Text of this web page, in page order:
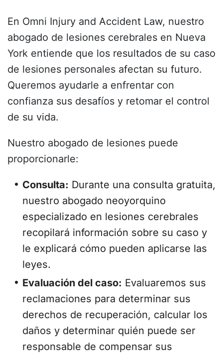
En Omni Injury and Accident Law, nuestro
abogado de lesiones cerebrales en Nueva
York entiende que los resultados de su caso
de lesiones personales afectan su futuro.
Queremos ayudarle a enfrentar con
confianza sus desafíos y retomar el control
de su vida.
Nuestro abogado de lesiones puede
proporcionarle:
Consulta: Durante una consulta gratuita,
nuestro abogado neoyorquino
especializado en lesiones cerebrales
recopilará información sobre su caso y
le explicará cómo pueden aplicarse las
leyes.
Evaluación del caso: Evaluaremos sus
reclamaciones para determinar sus
derechos de recuperación, calcular los
daños y determinar quién puede ser
responsable de compensar sus